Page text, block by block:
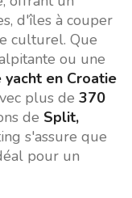
d'îles à couper
culturel. Que
ou une
en Croatie
plus de 370
de Split,
s'assure que
pour un